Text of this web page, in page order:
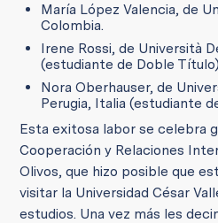
María López Valencia, de
Colombia.
Irene Rossi, de Università
(estudiante de Doble
Nora Oberhauser, de
Perugia, Italia (estudiante
Esta exitosa labor se celebra
Cooperación y Relaciones
Olivos, que hizo posible que
visitar la Universidad César
estudios. Una vez más les